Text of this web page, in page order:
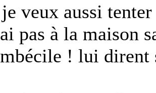
veux aussi tenter
pas à la maison
! lui dirent